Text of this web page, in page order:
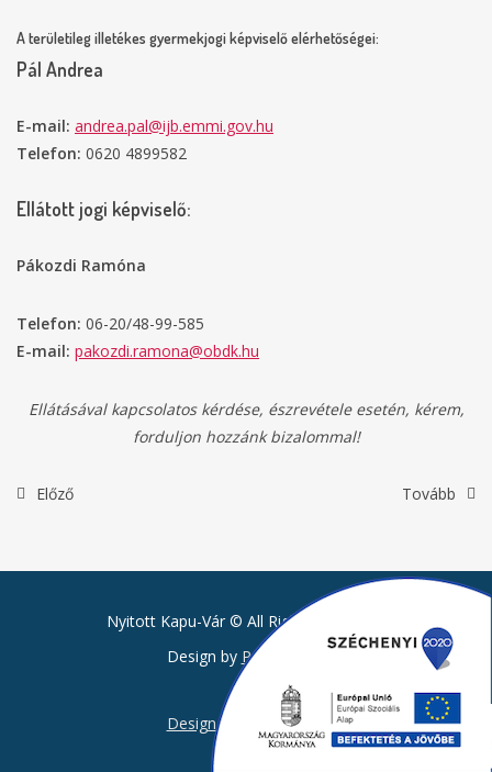
A területileg illetékes gyermekjogi képviselő elérhetőségei:
Pál Andrea
E-mail: andrea.pal@ijb.emmi.gov.hu
Telefon: 0620 4899582
Ellátott jogi képviselő:
Pákozdi Ramóna
Telefon: 06-20/48-99-585
E-mail: pakozdi.ramona@obdk.hu
Ellátásával kapcsolatos kérdése, észrevétele esetén, kérem,
forduljon hozzánk bizalommal!
Előző Tovább
Nyitott Kapu-Vár © All Rights Reserved.
Design by Pantelics.hu
Design by Pantelics.hu